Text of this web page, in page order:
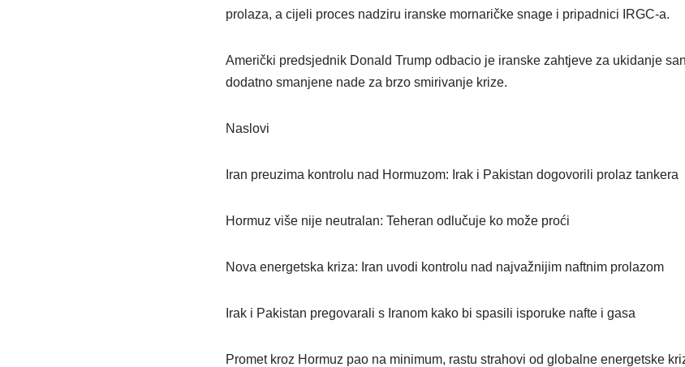
prolaza, a cijeli proces nadziru iranske mornaričke snage i pripadnici IRGC-a.
Američki predsjednik Donald Trump odbacio je iranske zahtjeve za ukidanje
dodatno smanjene nade za brzo smirivanje krize.
Naslovi
Iran preuzima kontrolu nad Hormuzom: Irak i Pakistan dogovorili prolaz tankera
Hormuz više nije neutralan: Teheran odlučuje ko može proći
Nova energetska kriza: Iran uvodi kontrolu nad najvažnijim naftnim prolazom
Irak i Pakistan pregovarali s Iranom kako bi spasili isporuke nafte i gasa
Promet kroz Hormuz pao na minimum, rastu strahovi od globalne energetske